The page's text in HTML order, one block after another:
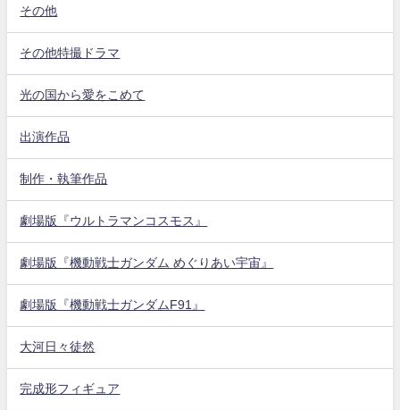
その他
その他特撮ドラマ
光の国から愛をこめて
出演作品
制作・執筆作品
劇場版『ウルトラマンコスモス』
劇場版『機動戦士ガンダム めぐりあい宇宙』
劇場版『機動戦士ガンダムF91』
大河日々徒然
完成形フィギュア